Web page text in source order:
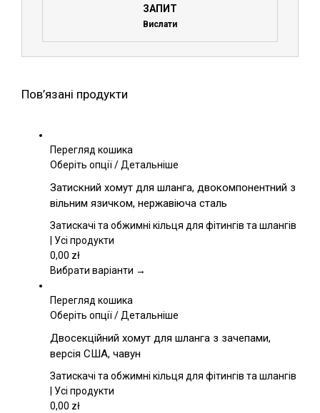
ЗАПИТ
Вислати
Пов’язані продукти
Перегляд кошика
Оберіть опціїЦей
має
кілька
варіантів.
Параметри
вибрати
сторінці
товару
/Детальніше
Затискний хомут для шланга, двокомпонентний з
вільним язичком, нержавіюча сталь
Затискачі та обжимні кільця для фітингів та шлангів
| Усі продукти
0,00 zł
Вибрати варіанти →
Перегляд кошика
Оберіть опціїЦей
має
кілька
варіантів.
Параметри
/Детальніше
Двосекційний хомут для шланга з зачепами,
версія США, чавун
Затискачі та обжимні кільця для фітингів та шлангів
| Усі продукти
0,00 zł